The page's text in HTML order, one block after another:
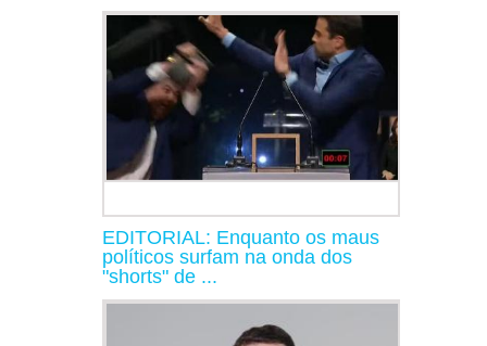
EDITORIAL: Enquanto os maus
políticos surfam na onda dos
"shorts" de ...